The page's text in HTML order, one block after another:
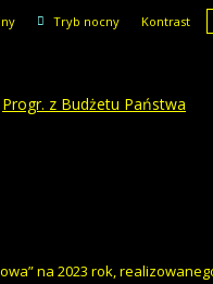
Tryb nocny Kontrast
Progr. z Budżetu Państwa
na 2023 rok,